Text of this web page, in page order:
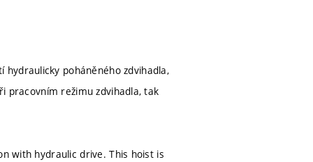
poháněného zdvihadla,
pracovním režimu zdvihadla, tak
with hydraulic drive. This hoist is